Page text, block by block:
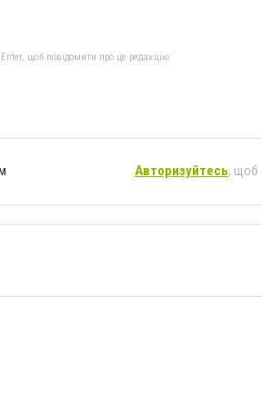
щоб повідомити про це редакцію
Авторизуйтесь, щоб